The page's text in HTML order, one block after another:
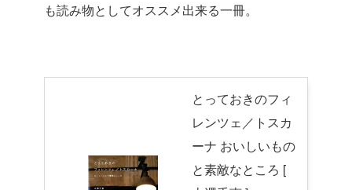
も読み物としてオススメ出来る一冊。
とっておきのフィ
レンツェ／トスカ
ーナ おいしいもの
と素敵なところ [